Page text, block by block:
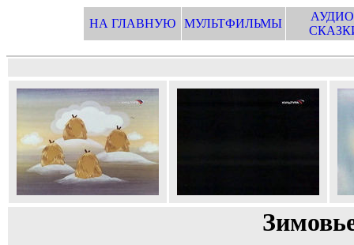
НА ГЛАВНУЮ МУЛЬТФИЛЬМЫ